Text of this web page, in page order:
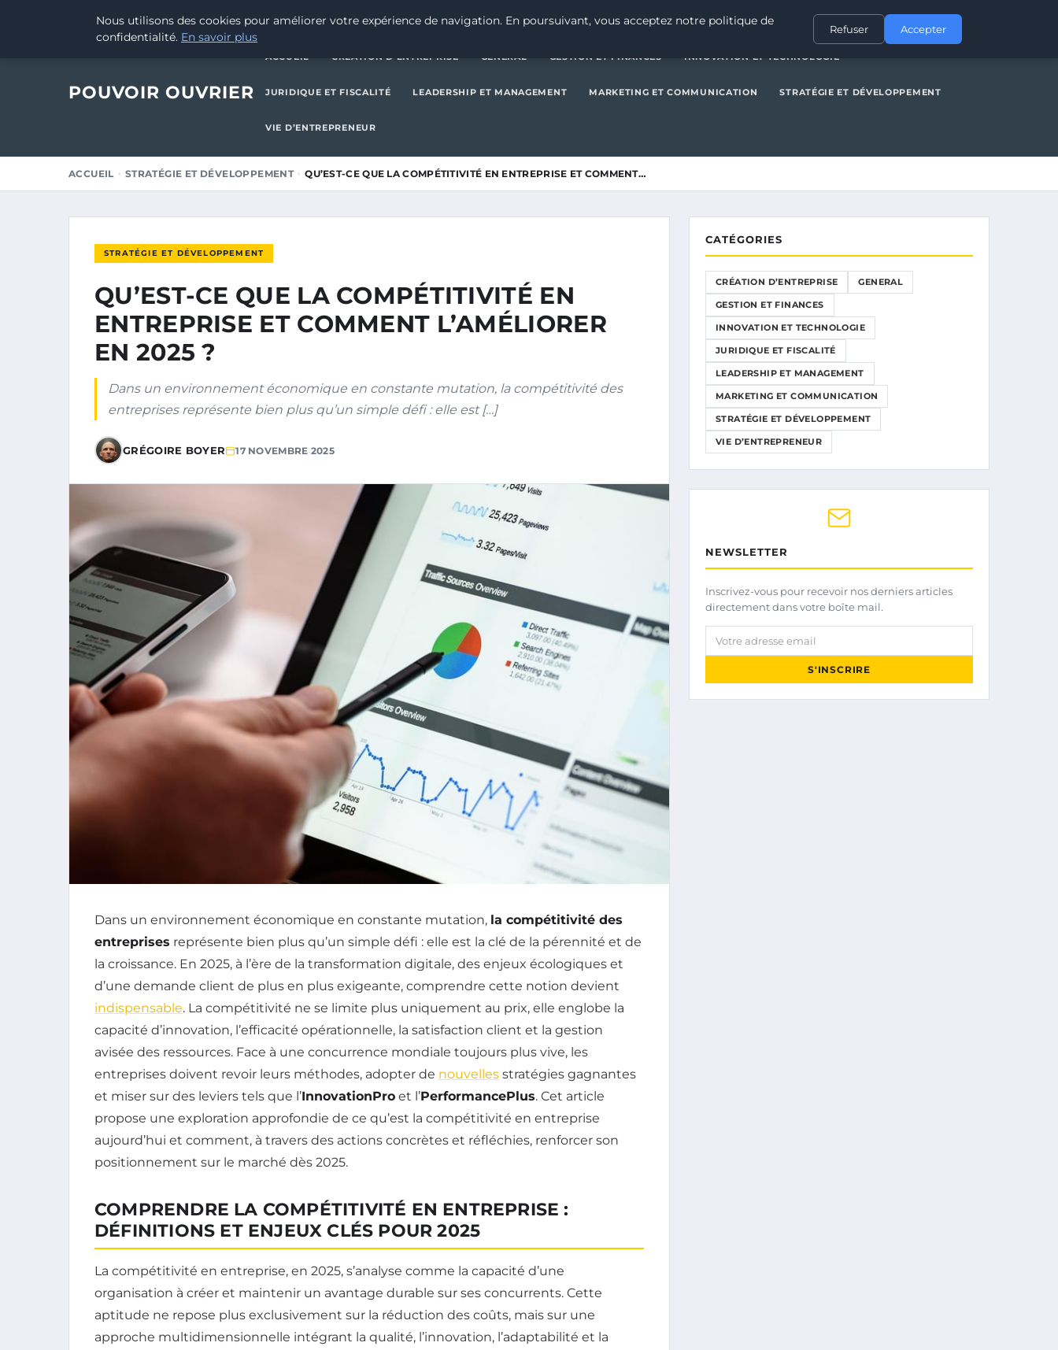
17 NOVEMBRE 2025 GENERAL GESTION ET FINANCESINNOVATION ET TECHNOLOGIE
POUVOIR OUVRIER
ACCUEIL CRÉATION D’ENTREPRISE GENERAL GESTION ET FINANCES INNOVATION ET TECHNOLOGIE
JURIDIQUE ET FISCALITÉ LEADERSHIP ET MANAGEMENT MARKETING ET COMMUNICATION STRATÉGIE ET DÉVELOPPEMENT
VIE D’ENTREPRENEUR
ACCUEIL STRATÉGIE ET DÉVELOPPEMENT QU’EST-CE QUE LA COMPÉTITIVITÉ EN ENTREPRISE ET COMMENT…
STRATÉGIE ET DÉVELOPPEMENT
QU’EST-CE QUE LA COMPÉTITIVITÉ EN
ENTREPRISE ET COMMENT L’AMÉLIORER
EN 2025 ?
Dans un environnement économique en constante mutation, la compétitivité des
entreprises représente bien plus qu’un simple défi : elle est […]
GRÉGOIRE BOYER 17 NOVEMBRE 2025
Dans un environnement économique en constante mutation, la compétitivité des
entreprises représente bien plus qu’un simple défi : elle est la clé de la pérennité et de
la croissance. En 2025, à l’ère de la transformation digitale, des enjeux écologiques et
d’une demande client de plus en plus exigeante, comprendre cette notion devient
indispensable. La compétitivité ne se limite plus uniquement au prix, elle englobe la
capacité d’innovation, l’efficacité opérationnelle, la satisfaction client et la gestion
avisée des ressources. Face à une concurrence mondiale toujours plus vive, les
entreprises doivent revoir leurs méthodes, adopter de nouvelles stratégies gagnantes
et miser sur des leviers tels que l’InnovationPro et l’PerformancePlus. Cet article
propose une exploration approfondie de ce qu’est la compétitivité en entreprise
aujourd’hui et comment, à travers des actions concrètes et réfléchies, renforcer son
positionnement sur le marché dès 2025.
COMPRENDRE LA COMPÉTITIVITÉ EN ENTREPRISE :
DÉFINITIONS ET ENJEUX CLÉS POUR 2025
La compétitivité en entreprise, en 2025, s’analyse comme la capacité d’une
organisation à créer et maintenir un avantage durable sur ses concurrents. Cette
aptitude ne repose plus exclusivement sur la réduction des coûts, mais sur une
approche multidimensionnelle intégrant la qualité, l’innovation, l’adaptabilité et la
CATÉGORIES
CRÉATION D’ENTREPRISE GENERAL
GESTION ET FINANCES
INNOVATION ET TECHNOLOGIE
JURIDIQUE ET FISCALITÉ
LEADERSHIP ET MANAGEMENT
MARKETING ET COMMUNICATION
STRATÉGIE ET DÉVELOPPEMENT
VIE D’ENTREPRENEUR
NEWSLETTER
Inscrivez-vous pour recevoir nos derniers articles
directement dans votre boîte mail.
Votre adresse email
S'INSCRIRE
Nous utilisons des cookies pour améliorer votre expérience de navigation. En poursuivant, vous acceptez notre politique de
confidentialité. En savoir plus
Refuser Accepter